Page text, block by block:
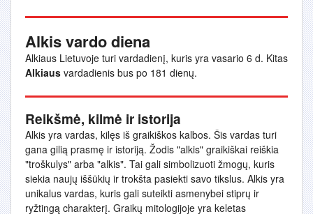
Alkis vardo diena
Alkiaus Lietuvoje turi vardadienį, kuris yra vasario 6 d. Kitas
Alkiaus vardadienis bus po 181 dienų.
Reikšmė, kilmė ir istorija
Alkis yra vardas, kilęs iš graikiškos kalbos. Šis vardas turi
gana gilią prasmę ir istoriją. Žodis "alkis" graikiškai reiškia
"troškulys" arba "alkis". Tai gali simbolizuoti žmogų, kuris
siekia naujų iššūkių ir trokšta pasiekti savo tikslus. Alkis yra
unikalus vardas, kuris gali suteikti asmenybei stiprų ir
ryžtingą charakterį. Graikų mitologijoje yra keletas